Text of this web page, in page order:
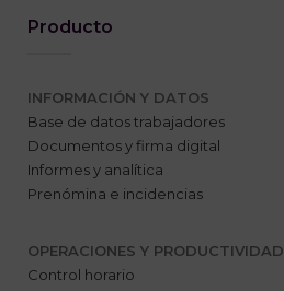
Producto
INFORMACIÓN Y DATOS
Base de datos trabajadores
Documentos y firma digital
Informes y analítica
Prenómina e incidencias
OPERACIONES Y PRODUCTIVIDAD
Control horario